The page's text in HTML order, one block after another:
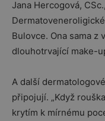
Jana Hercogová,
Bulovce. Ona sama
dlouhotrvající make-
A další
připojují. „Když
krytím k mírnému